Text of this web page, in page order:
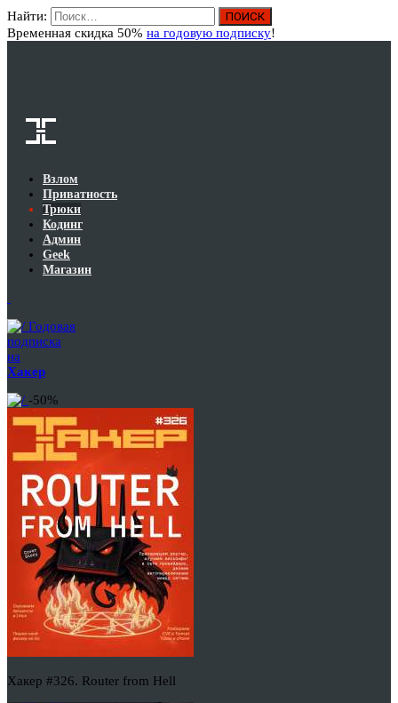
Найти:
Временная скидка 50% на годовую подписку!
Взлом
Приватность
Трюки
Кодинг
Админ
Geek
Магазин
Годовая
подписка
на
Хакер
-50%
Хакер #326. Router from Hell